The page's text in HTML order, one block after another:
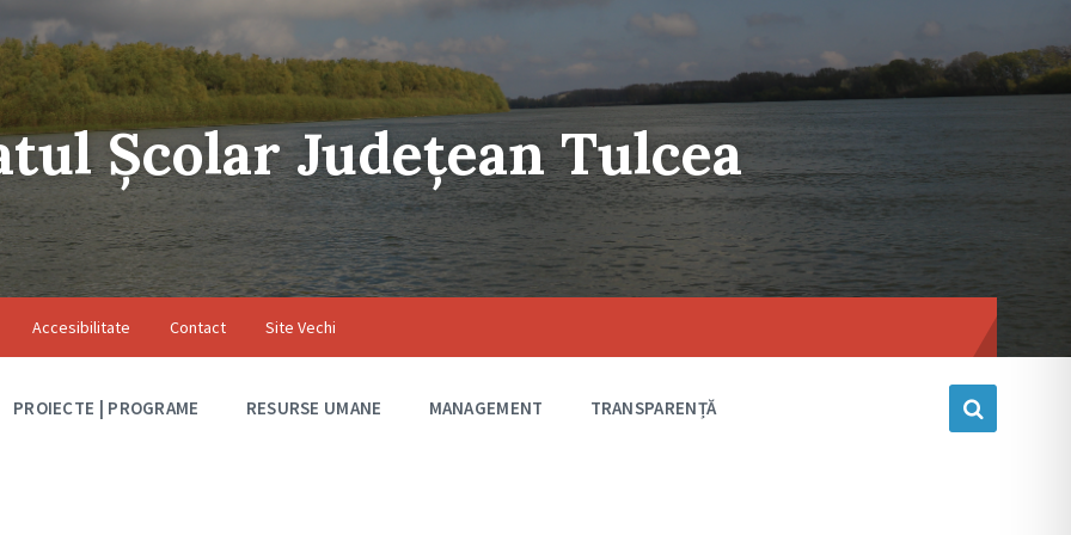
Școlar Județean Tulcea
Accesibilitate Contact Site Vechi
PROIECTE | PROGRAME RESURSE UMANE MANAGEMENT TRANSPARENȚĂ